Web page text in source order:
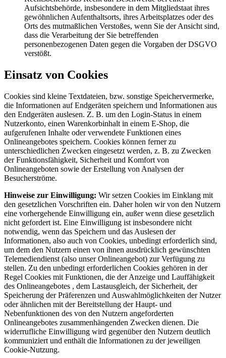
Aufsichtsbehörde, insbesondere in dem Mitgliedstaat ihres
gewöhnlichen Aufenthaltsorts, ihres Arbeitsplatzes oder des
Orts des mutmaßlichen Verstoßes, wenn Sie der Ansicht sind,
dass die Verarbeitung der Sie betreffenden
personenbezogenen Daten gegen die Vorgaben der DSGVO
verstößt.
Einsatz von Cookies
Cookies sind kleine Textdateien, bzw. sonstige Speichervermerke,
die Informationen auf Endgeräten speichern und Informationen aus
den Endgeräten auslesen. Z. B. um den Login-Status in einem
Nutzerkonto, einen Warenkorbinhalt in einem E-Shop, die
aufgerufenen Inhalte oder verwendete Funktionen eines
Onlineangebotes speichern. Cookies können ferner zu
unterschiedlichen Zwecken eingesetzt werden, z. B. zu Zwecken
der Funktionsfähigkeit, Sicherheit und Komfort von
Onlineangeboten sowie der Erstellung von Analysen der
Besucherströme.
Hinweise zur Einwilligung: Wir setzen Cookies im Einklang mit
den gesetzlichen Vorschriften ein. Daher holen wir von den Nutzern
eine vorhergehende Einwilligung ein, außer wenn diese gesetzlich
nicht gefordert ist. Eine Einwilligung ist insbesondere nicht
notwendig, wenn das Speichern und das Auslesen der
Informationen, also auch von Cookies, unbedingt erforderlich sind,
um dem den Nutzern einen von ihnen ausdrücklich gewünschten
Telemediendienst (also unser Onlineangebot) zur Verfügung zu
stellen. Zu den unbedingt erforderlichen Cookies gehören in der
Regel Cookies mit Funktionen, die der Anzeige und Lauffähigkeit
des Onlineangebotes , dem Lastausgleich, der Sicherheit, der
Speicherung der Präferenzen und Auswahlmöglichkeiten der Nutzer
oder ähnlichen mit der Bereitstellung der Haupt- und
Nebenfunktionen des von den Nutzern angeforderten
Onlineangebotes zusammenhängenden Zwecken dienen. Die
widerrufliche Einwilligung wird gegenüber den Nutzern deutlich
kommuniziert und enthält die Informationen zu der jeweiligen
Cookie-Nutzung.